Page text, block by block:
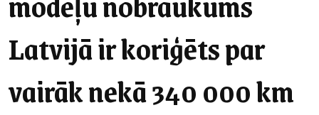
Latvijā ir koriģēts par
vairāk nekā 340 000 km